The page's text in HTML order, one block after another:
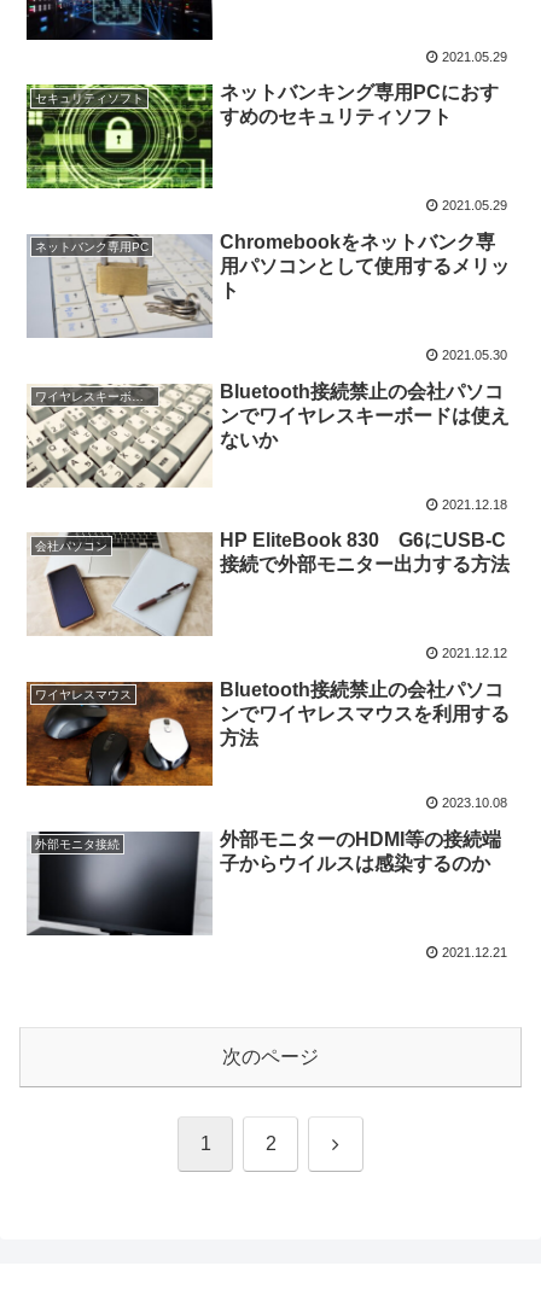
2021.05.29
セキュリティソフト
ネットバンキング専用PCにおす
すめのセキュリティソフト
2021.05.29
ネットバンク専用PC
Chromebookをネットバンク専
用パソコンとして使用するメリッ
ト
2021.05.30
ワイヤレスキーボード
Bluetooth接続禁止の会社パソコ
ンでワイヤレスキーボードは使え
ないか
2021.12.18
会社パソコン
HP EliteBook 830 G6にUSB-C
接続で外部モニター出力する方法
2021.12.12
ワイヤレスマウス
Bluetooth接続禁止の会社パソコ
ンでワイヤレスマウスを利用する
方法
2023.10.08
外部モニタ接続
外部モニターのHDMI等の接続端
子からウイルスは感染するのか
2021.12.21
次のページ
1 2 次